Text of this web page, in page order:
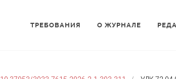
ТРЕБОВАНИЯ О ЖУРНАЛЕ